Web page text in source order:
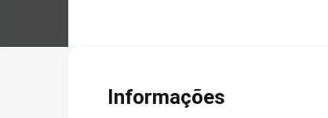
Informações